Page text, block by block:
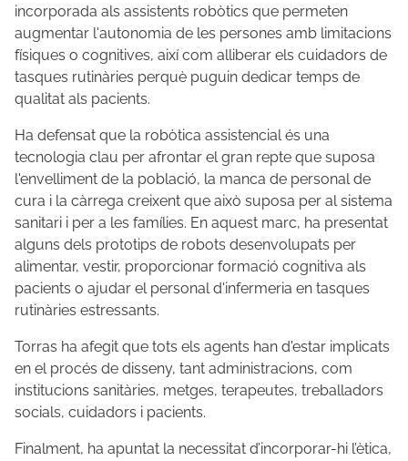
incorporada als assistents robòtics que permeten
augmentar l'autonomia de les persones amb limitacions
físiques o cognitives, així com alliberar els cuidadors de
tasques rutinàries perquè puguin dedicar temps de
qualitat als pacients.
Ha defensat que la robòtica assistencial és una
tecnologia clau per afrontar el gran repte que suposa
l'envelliment de la població, la manca de personal de
cura i la càrrega creixent que això suposa per al sistema
sanitari i per a les famílies. En aquest marc, ha presentat
alguns dels prototips de robots desenvolupats per
alimentar, vestir, proporcionar formació cognitiva als
pacients o ajudar el personal d'infermeria en tasques
rutinàries estressants.
Torras ha afegit que tots els agents han d'estar implicats
en el procés de disseny, tant administracions, com
institucions sanitàries, metges, terapeutes, treballadors
socials, cuidadors i pacients.
Finalment, ha apuntat la necessitat d’incorporar-hi l’ètica,